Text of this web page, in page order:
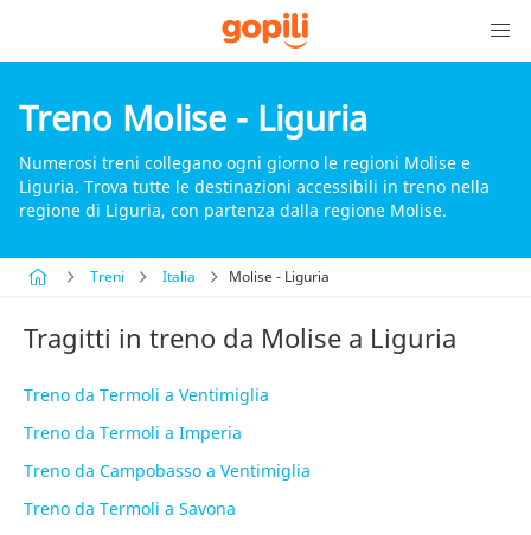
Treno Molise - Liguria
Numerosi treni collegano ogni giorno le regioni Molise e
Liguria. Trova tutte le destinazioni accessibili in treno nella
regione di Liguria, con partenza dalla regione Molise.
Treni Italia Molise - Liguria
Tragitti in treno da Molise a Liguria
Treno da Termoli a Ventimiglia
Treno da Termoli a Imperia
Treno da Campobasso a Ventimiglia
Treno da Termoli a Savona